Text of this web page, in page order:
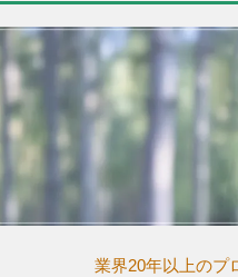
業界20年以上のプ